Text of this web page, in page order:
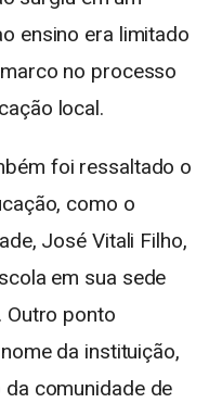
ensino era limitado
no processo
local.
foi ressaltado o
como o
José Vitali Filho,
em sua sede
Outro ponto
da instituição,
comunidade de